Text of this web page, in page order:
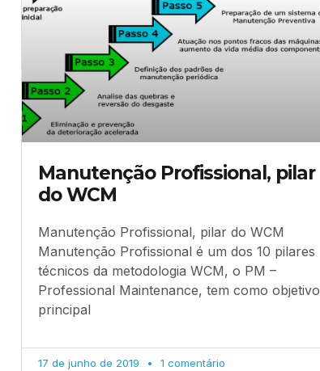
Manutenção Profissional, pilar
do WCM
Manutenção Profissional, pilar do WCM
Manutenção Profissional é um dos 10 pilares
técnicos da metodologia WCM, o PM –
Professional Maintenance, tem como objetivo
principal
17 de junho de 2019 1 comentário